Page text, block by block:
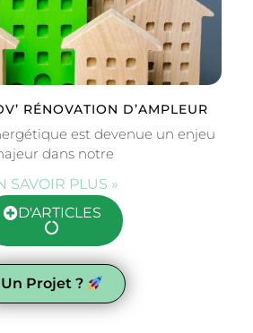
RÉNOVATION D’AMPLEUR
est devenue un enjeu
dans notre
SAVOIR PLUS »
D'ARTICLES
Un Projet ?